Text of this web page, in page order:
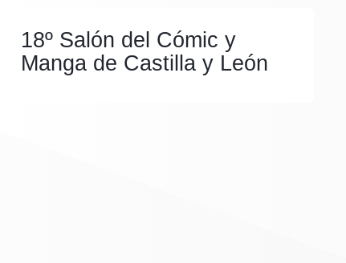
18º Salón del Cómic y
Manga de Castilla y León